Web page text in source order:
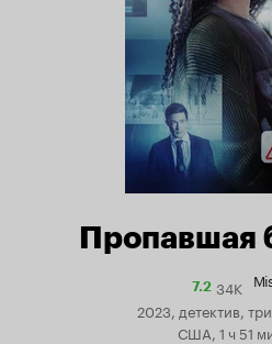
Пропавшая
7.2Рейтинг
34K
2023, детектив,
США, 1 ч 51